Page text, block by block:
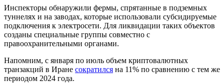
Инспекторы обнаружили фермы, спрятанные в подземных
туннелях и на заводах, которые использовали субсидируемые
подключения к электросети. Для ликвидации таких объектов
созданы специальные группы совместно с
правоохранительными органами.
Напомним, с января по июль объем криптовалютных
транзакций в Иране сократился на 11% по сравнению с тем же
периодом 2024 года.